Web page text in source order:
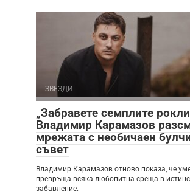
ЗВЕЗДИ
„Забравете семплите
Владимир Карамазов
мрежата с необичаен
съвет
Владимир Карамазов отново показа, че
превръща всяка любопитна среща в
забавление.